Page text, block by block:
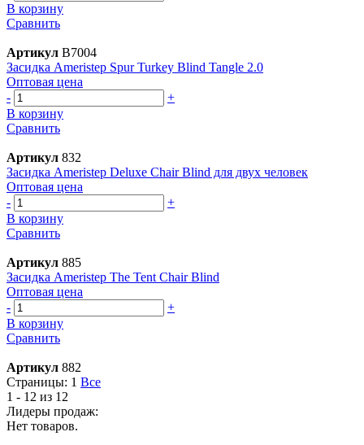
В корзину
Сравнить
Артикул B7004
Засидка Ameristep Spur Turkey Blind Tangle 2.0
Оптовая цена
-
+
В корзину
Сравнить
Артикул 832
Засидка Ameristep Deluxe Chair Blind для двух человек
Оптовая цена
-
+
В корзину
Сравнить
Артикул 885
Засидка Ameristep The Tent Chair Blind
Оптовая цена
-
+
В корзину
Сравнить
Артикул 882
Страницы: 1 Все
1 - 12 из 12
Лидеры продаж:
Нет товаров.